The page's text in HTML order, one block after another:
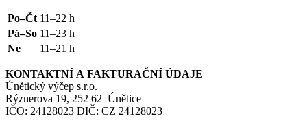
Po–Čt 11–22 h
Pá–So 11–23 h
Ne
11–21 h
KONTAKTNÍ A FAKTURAČNÍ ÚDAJE
Únětický výčep s.r.o.
Rýznerova 19, 252 62 Únětice
IČO: 24128023 DIČ: CZ 24128023